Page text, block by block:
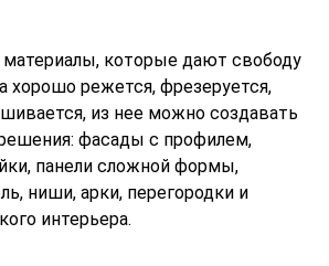
которые дают свободу
хорошо режется, фрезеруется,
из нее можно создавать
фасады с профилем,
панели сложной формы,
ниши, арки, перегородки и
интерьера.